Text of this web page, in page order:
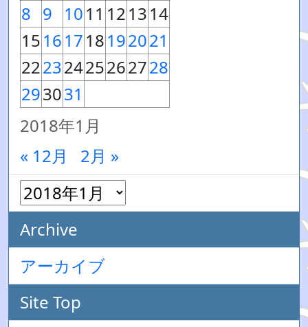
2018年1月
8 9 1011 121314
15161718192021
22232425262728
293031
« 12月 2月 »
Archive
アーカイブ
Site Top